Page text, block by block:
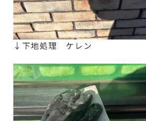
↓下地処理 ケレン